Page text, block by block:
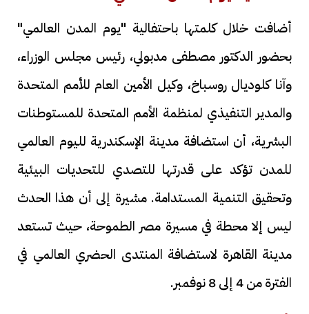
أضافت خلال كلمتها باحتفالية "يوم المدن العالمي"
بحضور الدكتور مصطفى مدبولي، رئيس مجلس الوزراء،
وآنا كلوديال روسباخ، وكيل الأمين العام للأمم المتحدة
والمدير التنفيذي لمنظمة الأمم المتحدة للمستوطنات
البشرية، أن استضافة مدينة الإسكندرية لليوم العالمي
للمدن تؤكد على قدرتها للتصدي للتحديات البيئية
وتحقيق التنمية المستدامة. مشيرة إلى أن هذا الحدث
ليس إلا محطة في مسيرة مصر الطموحة، حيث تستعد
مدينة القاهرة لاستضافة المنتدى الحضري العالمي في
الفترة من 4 إلى 8 نوفمبر.